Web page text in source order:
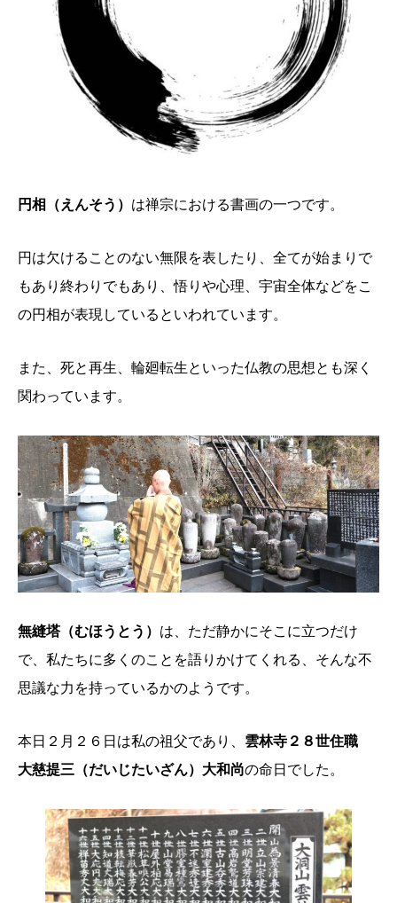
円相（えんそう） は禅宗における書画の一つです。
円は欠けることのない無限を表したり、全てが始まりで
もあり終わりでもあり、悟りや心理、宇宙全体などをこ
の円相が表現しているといわれています。
また、死と再生、輪廻転生といった仏教の思想とも深く
関わっています。
無縫塔（むほうとう） は、ただ静かにそこに立つだけ
で、私たちに多くのことを語りかけてくれる、そんな不
思議な力を持っているかのようです。
本日２月２６日は私の祖父であり、 雲林寺２８世住職
大慈提三（だいじたいざん）大和尚の命日でした。